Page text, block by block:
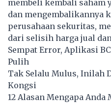
membeli kembali saham
dan mengembalikannya
perusahaan sekuritas,
dari selisih harga jual
Sempat Error, Aplikasi
Pulih
Tak Selalu Mulus, Inilah
Kongsi
12 Alasan Mengapa